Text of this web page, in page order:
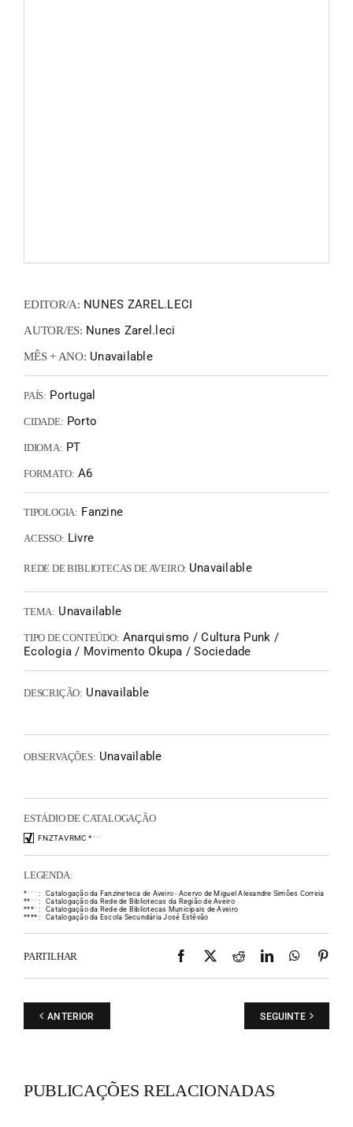
EDITOR/A: NUNES ZAREL.LECI
AUTOR/ES: Nunes Zarel.leci
MÊS + ANO: Unavailable
PAÍS: Portugal
CIDADE: Porto
IDIOMA: PT
FORMATO: A6
TIPOLOGIA: Fanzine
ACESSO: Livre
REDE DE BIBLIOTECAS DE AVEIRO: Unavailable
TEMA: Unavailable
TIPO DE CONTEÚDO: Anarquismo / Cultura Punk /
Ecologia / Movimento Okupa / Sociedade
DESCRIÇÃO: Unavailable
OBSERVAÇÕES: Unavailable
ESTÁDIO DE CATALOGAÇÃO
FNZTAVRMC ****
LEGENDA:
** * * :
Catalogação da Fanzineteca de Aveiro - Acervo de Miguel Alexandre Simões Correia
** * * :
Catalogação da Rede de Bibliotecas da Região de Aveiro
**** :
Catalogação da Rede de Bibliotecas Municipais de Aveiro
**** : Catalogação da Escola Secundária José Estêvão
PARTILHAR Facebook
X RedditLinkedIn
ANTERIOR SEGUINTE
PUBLICAÇÕES RELACIONADAS